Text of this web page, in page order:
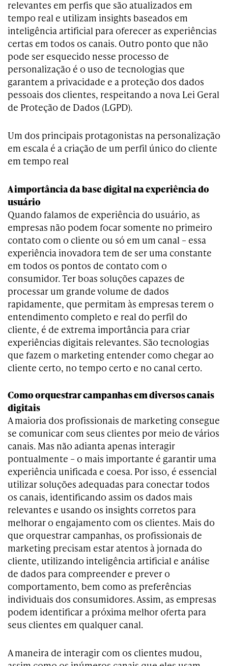
relevantes em perfis que são atualizados em
tempo real e utilizam insights baseados em
inteligência artificial para oferecer as experiências
certas em todos os canais. Outro ponto que não
pode ser esquecido nesse processo de
personalização é o uso de tecnologias que
garantem a privacidade e a proteção dos dados
pessoais dos clientes, respeitando a nova Lei Geral
de Proteção de Dados (LGPD).
Um dos principais protagonistas na personalização
em escala é a criação de um perfil único do cliente
em tempo real
A importância da base digital na experiência do
usuário
Quando falamos de experiência do usuário, as
empresas não podem focar somente no primeiro
contato com o cliente ou só em um canal – essa
experiência inovadora tem de ser uma constante
em todos os pontos de contato com o
consumidor. Ter boas soluções capazes de
processar um grande volume de dados
rapidamente, que permitam às empresas terem o
entendimento completo e real do perfil do
cliente, é de extrema importância para criar
experiências digitais relevantes. São tecnologias
que fazem o marketing entender como chegar ao
cliente certo, no tempo certo e no canal certo.
Como orquestrar campanhas em diversos canais
digitais
A maioria dos profissionais de marketing consegue
se comunicar com seus clientes por meio de vários
canais. Mas não adianta apenas interagir
pontualmente – o mais importante é garantir uma
experiência unificada e coesa. Por isso, é essencial
utilizar soluções adequadas para conectar todos
os canais, identificando assim os dados mais
relevantes e usando os insights corretos para
melhorar o engajamento com os clientes. Mais do
que orquestrar campanhas, os profissionais de
marketing precisam estar atentos à jornada do
cliente, utilizando inteligência artificial e análise
de dados para compreender e prever o
comportamento, bem como as preferências
individuais dos consumidores. Assim, as empresas
podem identificar a próxima melhor oferta para
seus clientes em qualquer canal.
A maneira de interagir com os clientes mudou,